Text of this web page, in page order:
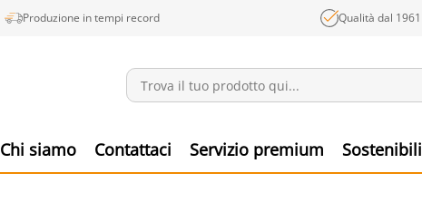
Produzione in tempi record Qualità dal 1961
Chi siamo Contattaci Servizio premium